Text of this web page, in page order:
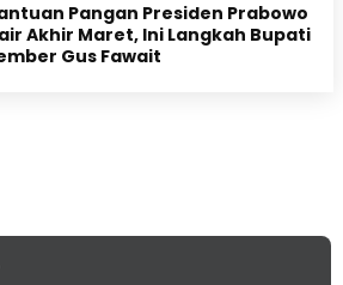
Pangan Presiden Prabowo
Akhir Maret, Ini Langkah Bupati
Gus Fawait